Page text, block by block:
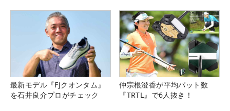
最新モデル『FJクオンタム』
を石井良介プロがチェック
仲宗根澄香が平均パット数
『TRTL』で6人抜き！